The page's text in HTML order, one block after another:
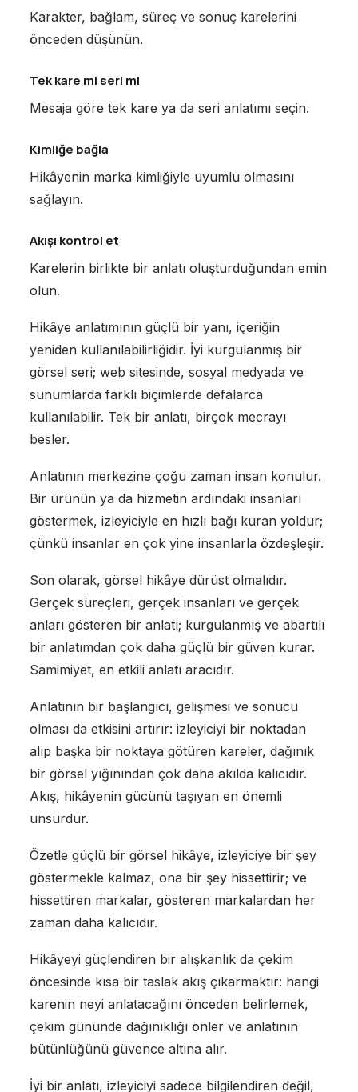
Karakter, bağlam, süreç ve sonuç karelerini
önceden düşünün.
Tek kare mi seri mi
Mesaja göre tek kare ya da seri anlatımı seçin.
Kimliğe bağla
Hikâyenin marka kimliğiyle uyumlu olmasını
sağlayın.
Akışı kontrol et
Karelerin birlikte bir anlatı oluşturduğundan emin
olun.
Hikâye anlatımının güçlü bir yanı, içeriğin
yeniden kullanılabilirliğidir. İyi kurgulanmış bir
görsel seri; web sitesinde, sosyal medyada ve
sunumlarda farklı biçimlerde defalarca
kullanılabilir. Tek bir anlatı, birçok mecrayı
besler.
Anlatının merkezine çoğu zaman insan konulur.
Bir ürünün ya da hizmetin ardındaki insanları
göstermek, izleyiciyle en hızlı bağı kuran yoldur;
çünkü insanlar en çok yine insanlarla özdeşleşir.
Son olarak, görsel hikâye dürüst olmalıdır.
Gerçek süreçleri, gerçek insanları ve gerçek
anları gösteren bir anlatı; kurgulanmış ve abartılı
bir anlatımdan çok daha güçlü bir güven kurar.
Samimiyet, en etkili anlatı aracıdır.
Anlatının bir başlangıcı, gelişmesi ve sonucu
olması da etkisini artırır: izleyiciyi bir noktadan
alıp başka bir noktaya götüren kareler, dağınık
bir görsel yığınından çok daha akılda kalıcıdır.
Akış, hikâyenin gücünü taşıyan en önemli
unsurdur.
Özetle güçlü bir görsel hikâye, izleyiciye bir şey
göstermekle kalmaz, ona bir şey hissettirir; ve
hissettiren markalar, gösteren markalardan her
zaman daha kalıcıdır.
Hikâyeyi güçlendiren bir alışkanlık da çekim
öncesinde kısa bir taslak akış çıkarmaktır: hangi
karenin neyi anlatacağını önceden belirlemek,
çekim gününde dağınıklığı önler ve anlatının
bütünlüğünü güvence altına alır.
İyi bir anlatı, izleyiciyi sadece bilgilendiren değil,